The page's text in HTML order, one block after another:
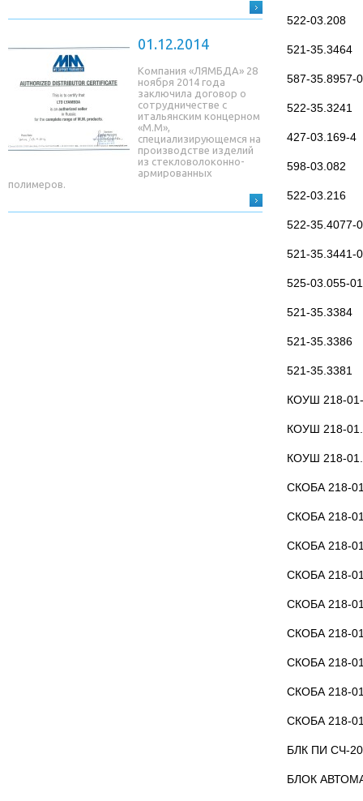
01.12.2014
Компания «ЛЯМБДА» 28
ноября 2014 года
заключила договор о
сотрудничестве с
итальянским концерном
«М.М»,
специализирующемся на
производстве изделий
из стекловолоконно-
армированных
полимеров.
522-03.208
521-35.3464
587-35.8957-
522-35.3241
427-03.169-4
598-03.082
522-03.216
522-35.4077-
521-35.3441-
525-03.055-01
521-35.3384
521-35.3386
521-35.3381
КОУШ 218-
КОУШ 218-
КОУШ 218-
СКОБА 218-
СКОБА 218-
СКОБА 218-
СКОБА 218-
СКОБА 218-
СКОБА 218-
СКОБА 218-
СКОБА 218-
СКОБА 218-
БЛК ПИ СЧ-
БЛОК